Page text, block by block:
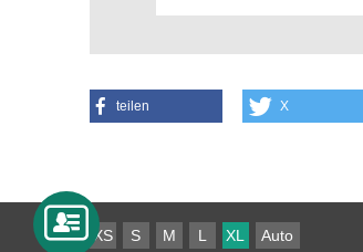
teilen X
XS S M L XL Auto